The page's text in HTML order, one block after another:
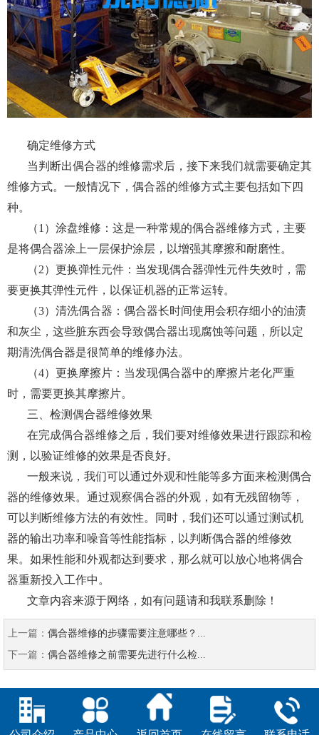
确定维修方式
当判断出偶合器的维修需求后，接下来我们就需要确定其
维修方式。一般情况下，偶合器的维修方式主要包括如下四
种。
（1）涂盘维修：这是一种常规的偶合器维修方式，主要
是将偶合器涂上一层保护涂层，以增强其摩擦和耐磨性。
（2）更换弹性元件：当发现偶合器弹性元件失效时，需
要更换其弹性元件，以保证机器的正常运转。
（3）清洗偶合器：偶合器长时间使用会积存细小的油渍
和灰尘，这些脏东西会导致偶合器出现腐蚀等问题，所以定
期清洗偶合器是很简单的维修办法。
（4）更换摩擦片：当发现偶合器中的摩擦片老化严重
时，需要更换其摩擦片。
三、检测偶合器维修效果
在完成偶合器维修之后，我们要对维修效果进行跟踪和检
测，以验证维修的效果是否良好。
一般来说，我们可以通过外观和性能等多方面来检测偶合
器的维修效果。通过观察偶合器的外观，如有无残留物等，
可以判断维修方法的有效性。同时，我们还可以通过测试机
器的输出功率和噪音等性能指标，以判断偶合器的维修效
果。如果性能和外观都达到要求，那么就可以放心地将偶合
器重新投入工作中。
文章内容来源于网络，如有问题请和我联系删除！
上一篇： 偶合器维修的步骤需要注意哪些？...
下一篇： 偶合器维修之前需要先进行什么检...